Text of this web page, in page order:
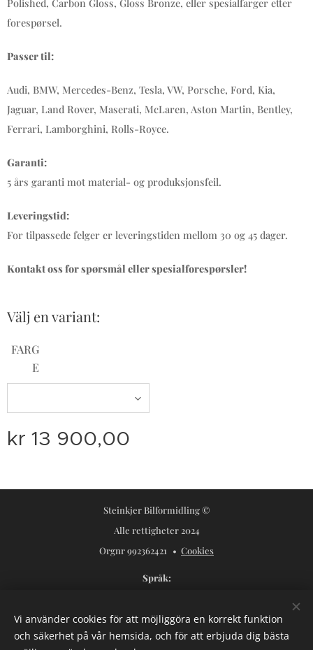
Polished, Carbon Gloss, Gloss Bronze, eller spesialfarger etter
forespørsel.
Passer til:
Audi, BMW, Mercedes-Benz, Tesla, VW, Porsche, Ford, Kia,
Jaguar, Land Rover, Maserati, McLaren, Aston Martin, Bentley,
Ferrari, Lamborghini, Rolls-Royce.
Garanti:
5 års garanti mot material- og produksjonsfeil.
Leveringstid:
For tilpassede felger er leveringstiden mellom 30 og 45 dager.
Kontakt oss for spørsmål eller spesialforespørsler!
Välj en variant:
FARG
E
kr 13 900,00
Steinkjer Bilformidling ©
Alle rettigheter 2024
Orgnr 992362421
Cookies
Språk
Valutor
NOK kr
USD $ SEK kr
Vi använder cookies för att möjliggöra en korrekt funktion
och säkerhet på vår hemsida, och för att erbjuda dig bästa